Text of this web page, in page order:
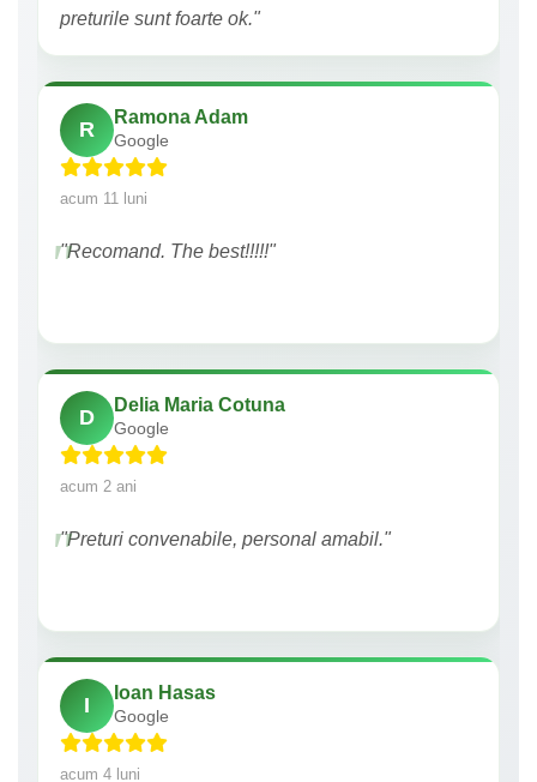
preturile sunt foarte ok."
R
Ramona Adam
Google
acum 11 luni
"Recomand. The best!!!!!"
D
Delia Maria Cotuna
Google
acum 2 ani
"Preturi convenabile, personal amabil."
I
Ioan Hasas
Google
acum 4 luni